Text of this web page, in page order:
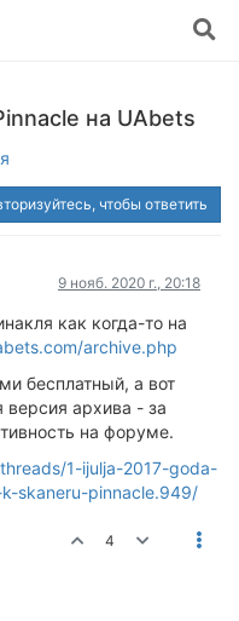
на UAbets
чтобы ответить
9 нояб. 2020 г., 20:18
как когда-то на
archive.php
бесплатный, а вот
архива - за
на форуме.
1-ijulja-2017-goda-
skaneru-pinnacle.949/
4